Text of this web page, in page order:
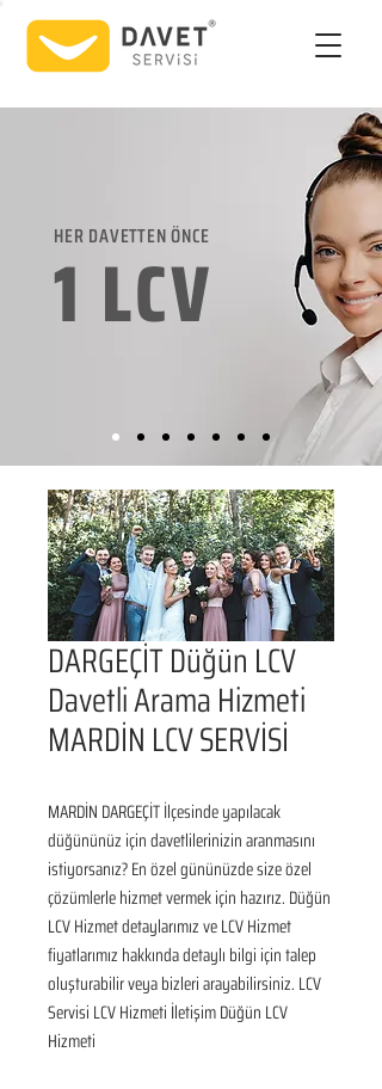
HER DAVETTEN ÖNCE
1 LCV
DARGEÇİT Düğün LCV
Davetli Arama Hizmeti
MARDİN LCV SERVİSİ
MARDİN DARGEÇİT İlçesinde yapılacak
düğününüz için davetlilerinizin aranmasını
istiyorsanız? En özel gününüzde size özel
çözümlerle hizmet vermek için hazırız. Düğün
LCV Hizmet detaylarımız ve LCV Hizmet
fiyatlarımız hakkında detaylı bilgi için talep
oluşturabilir veya bizleri arayabilirsiniz. LCV
Servisi LCV Hizmeti İletişim Düğün LCV
Hizmeti